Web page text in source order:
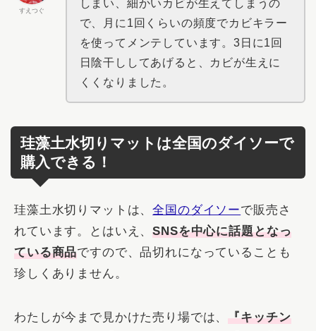
すえつぐ
しまい、細かいカビが生えてしまうの
で、月に1回くらいの頻度でカビキラー
を使ってメンテしています。3日に1回
日陰干ししてあげると、カビが生えに
くくなりました。
珪藻土水切りマットは全国のダイソーで
購入できる！
珪藻土水切りマットは、全国のダイソーで販売さ
れています。とはいえ、SNSを中心に話題となっ
ている商品ですので、品切れになっていることも
珍しくありません。
わたしが今まで見かけた売り場では、『キッチン